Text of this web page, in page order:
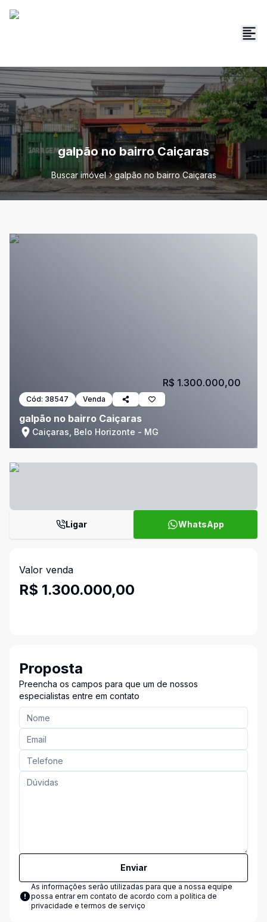
galpão no bairro Caiçaras
Buscar imóvel galpão no bairro Caiçaras
Cód: 38547 Venda
galpão no bairro Caiçaras
Caiçaras, Belo Horizonte - MG
R$ 1.300.000,00
Ligar WhatsApp
Valor venda
R$ 1.300.000,00
Proposta
Preencha os campos para que um de nossos
especialistas entre em contato
Enviar
As informações serão utilizadas para que a nossa equipe
possa entrar em contato de acordo com a política de
privacidade e termos de serviço